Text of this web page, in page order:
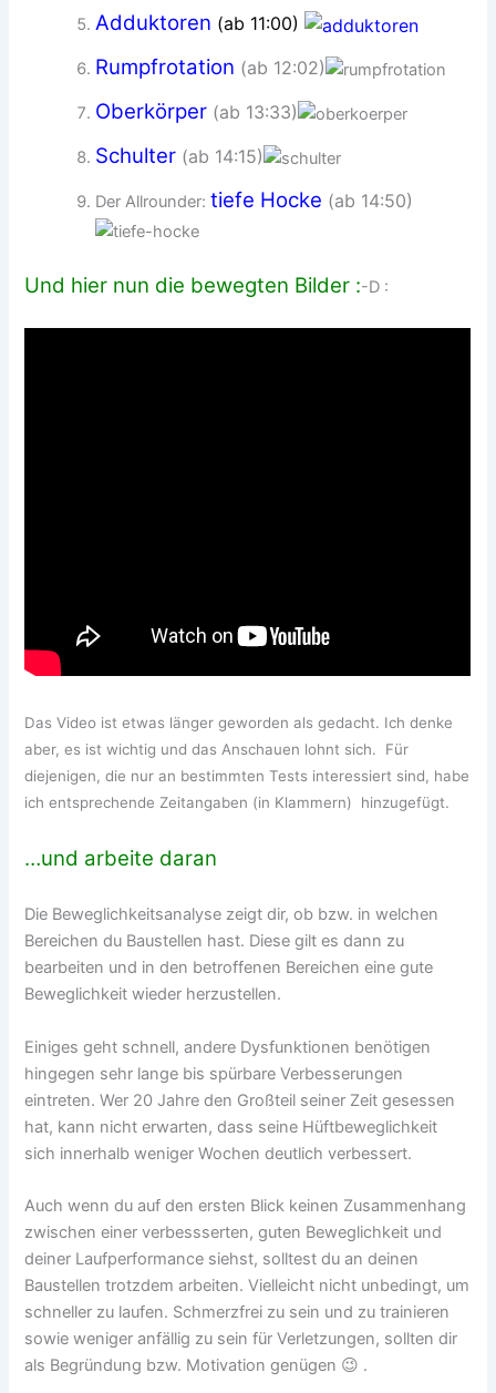
Adduktoren (ab 11:00)
Rumpfrotation (ab 12:02)
Oberkörper (ab 13:33)
Schulter (ab 14:15)
Der Allrounder:tiefe Hocke (ab 14:50)
Und hier nun die bewegten Bilder :-D :
Das Video ist etwas länger geworden als gedacht. Ich denke
aber, es ist wichtig und das Anschauen lohnt sich. Für
diejenigen, die nur an bestimmten Tests interessiert sind, habe
ich entsprechende Zeitangaben (in Klammern) hinzugefügt.
…und arbeite daran
Die Beweglichkeitsanalyse zeigt dir, ob bzw. in welchen
Bereichen du Baustellen hast. Diese gilt es dann zu
bearbeiten und in den betroffenen Bereichen eine gute
Beweglichkeit wieder herzustellen.
Einiges geht schnell, andere Dysfunktionen benötigen
hingegen sehr lange bis spürbare Verbesserungen
eintreten. Wer 20 Jahre den Großteil seiner Zeit gesessen
hat, kann nicht erwarten, dass seine Hüftbeweglichkeit
sich innerhalb weniger Wochen deutlich verbessert.
Auch wenn du auf den ersten Blick keinen Zusammenhang
zwischen einer verbessserten, guten Beweglichkeit und
deiner Laufperformance siehst, solltest du an deinen
Baustellen trotzdem arbeiten. Vielleicht nicht unbedingt, um
schneller zu laufen. Schmerzfrei zu sein und zu trainieren
sowie weniger anfällig zu sein für Verletzungen, sollten dir
als Begründung bzw. Motivation genügen 😉 .